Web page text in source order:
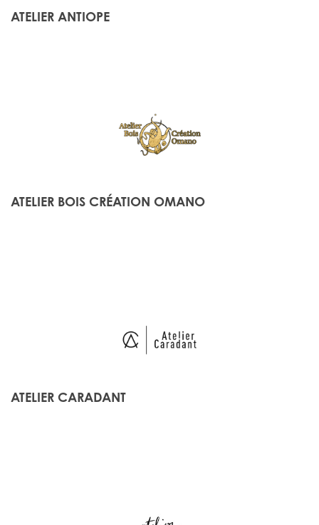
ATELIER ANTIOPE
ATELIER BOIS CRÉATION OMANO
ATELIER CARADANT